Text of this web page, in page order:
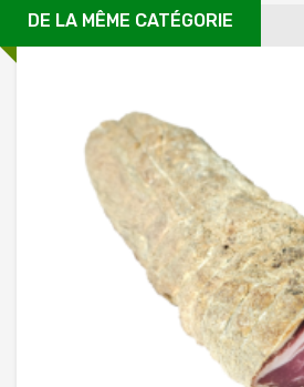
DE LA MÊME CATÉGORIE